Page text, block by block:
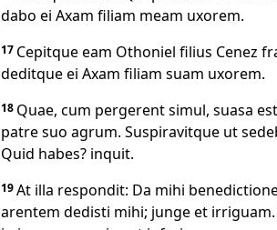
dabo ei Axam filiam meam uxorem.
17 Cepitque eam Othoniel filius Cenez
deditque ei Axam filiam suam uxorem.
18 Quae, cum pergerent simul, suasa
patre suo agrum. Suspiravitque ut
Quid habes? inquit.
19At illa respondit: Da mihi
arentem dedisti mihi; junge et